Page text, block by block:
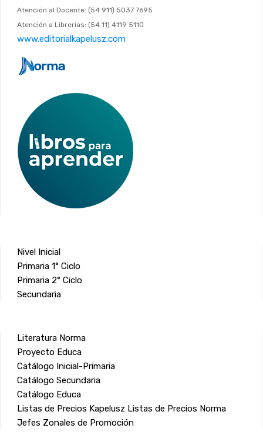
Atención al Docente: (54 911) 5037 7695
Atención a Librerías: (54 11) 4119 5110
www.editorialkapelusz.com
Nivel Inicial
Primaria 1° Ciclo
Primaria 2° Ciclo
Secundaria
Literatura Norma
Proyecto Educa
Catálogo Inicial-Primaria
Catálogo Secundaria
Catálogo Educa
Listas de Precios Kapelusz Listas de Precios Norma
Jefes Zonales de Promoción